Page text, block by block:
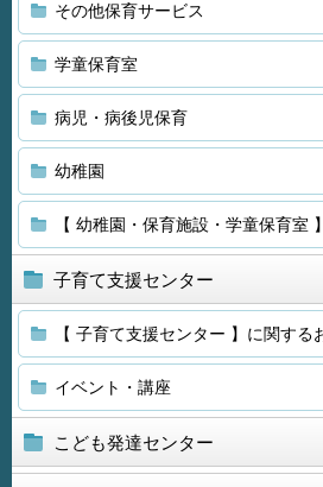
その他保育サービス
学童保育室
病児・病後児保育
幼稚園
【 幼稚園・保育施設・学童保育室
子育て支援センター
【 子育て支援センター 】に関する
イベント・講座
こども発達センター